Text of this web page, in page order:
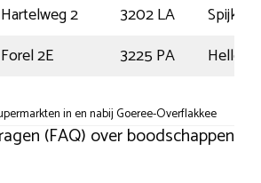
Hartelweg 2 3202 LA
Forel 2E 3225 PA
in en nabij Goeree-Overflakkee
(FAQ) over boodschappen